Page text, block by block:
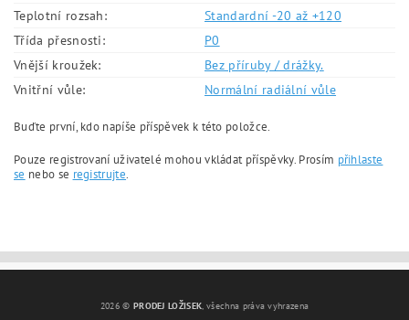
Teplotní rozsah:
Standardní -20 až +120
Třída přesnosti:
P0
Vnější kroužek:
Bez příruby / drážky.
Vnitřní vůle:
Normální radiální vůle
Buďte první, kdo napíše příspěvek k této položce.
Pouze registrovaní uživatelé mohou vkládat příspěvky. Prosím přihlaste
se nebo se registrujte.
2026 © PRODEJ LOŽISEK, všechna práva vyhrazena